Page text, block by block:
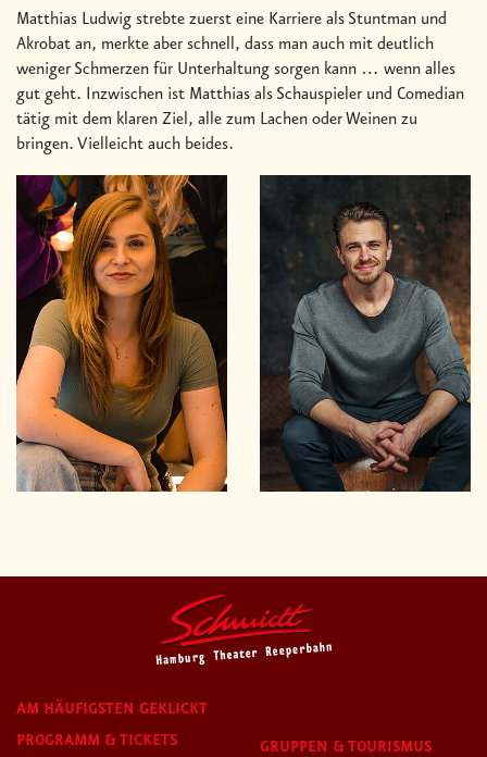
Matthias Ludwig strebte zuerst eine Karriere als Stuntman und
Akrobat an, merkte aber schnell, dass man auch mit deutlich
weniger Schmerzen für Unterhaltung sorgen kann … wenn alles
gut geht. Inzwischen ist Matthias als Schauspieler und Comedian
tätig mit dem klaren Ziel, alle zum Lachen oder Weinen zu
bringen. Vielleicht auch beides.
AM HÄUFIGSTEN GEKLICKT
PROGRAMM & TICKETS
GRUPPEN & TOURISMUS